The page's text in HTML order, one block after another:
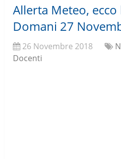
Allerta Meteo, ecco
Domani 27
26 Novembre 2018
Docenti